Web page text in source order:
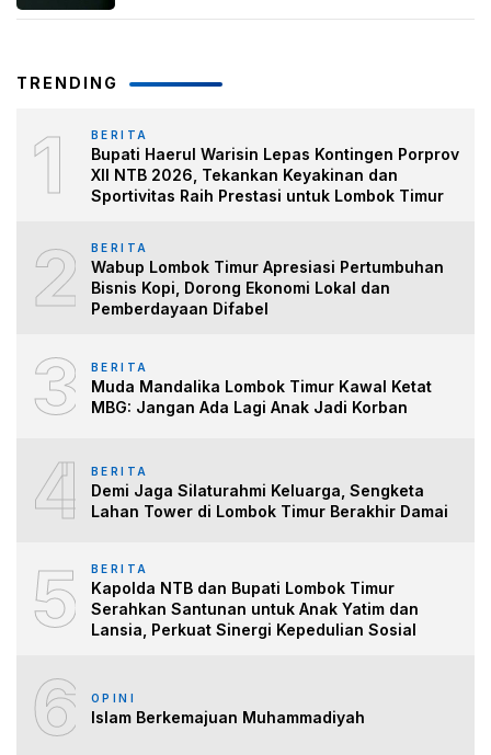
TRENDING
1 BERITA
Bupati Haerul Warisin Lepas Kontingen Porprov
XII NTB 2026, Tekankan Keyakinan dan
Sportivitas Raih Prestasi untuk Lombok Timur
2 BERITA
Wabup Lombok Timur Apresiasi Pertumbuhan
Bisnis Kopi, Dorong Ekonomi Lokal dan
Pemberdayaan Difabel
3 BERITA
Muda Mandalika Lombok Timur Kawal Ketat
MBG: Jangan Ada Lagi Anak Jadi Korban
4 BERITA
Demi Jaga Silaturahmi Keluarga, Sengketa
Lahan Tower di Lombok Timur Berakhir Damai
5 BERITA
Kapolda NTB dan Bupati Lombok Timur
Serahkan Santunan untuk Anak Yatim dan
Lansia, Perkuat Sinergi Kepedulian Sosial
6 OPINI
Islam Berkemajuan Muhammadiyah